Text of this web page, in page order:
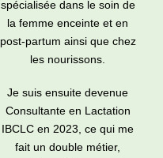
spécialisée dans le soin de
la femme enceinte et en
post-partum ainsi que chez
les nourissons.
Je suis ensuite devenue
Consultante en Lactation
IBCLC en 2023, ce qui me
fait un double métier,